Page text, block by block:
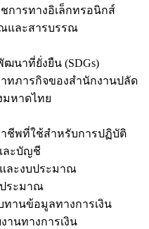
การทางอิเล็กทรอนิกส์
ณและสารบรรณ
ฒนาที่ยั่งยืน (SDGs)
ทภารกิจของสำนักงานปลัด
มหาดไทย
ชีพที่ใช้สำหรับการปฏิบัติ
ละบัญชี
ละงบประมาณ
ประมาณ
ทานข้อมูลทางการเงิน
านทางการเงิน